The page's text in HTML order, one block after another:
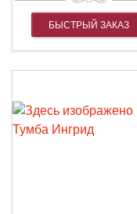
БЫСТРЫЙ ЗАКАЗ